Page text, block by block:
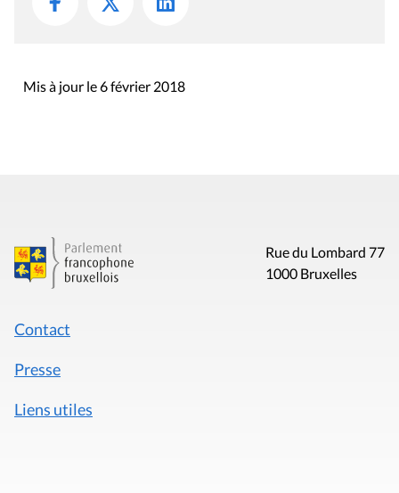
Mis à jour le 6 février 2018
Rue du Lombard 77
1000 Bruxelles
Contact
Presse
Liens utiles